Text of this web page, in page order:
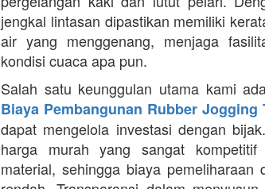
jengkal lintasan dipastikan memiliki
air yang menggenang, menjaga
kondisi cuaca apa pun.
Salah satu keunggulan utama kami
Biaya Pembangunan Rubber Jogging
dapat mengelola investasi dengan
harga murah yang sangat kompetitif
material, sehingga biaya